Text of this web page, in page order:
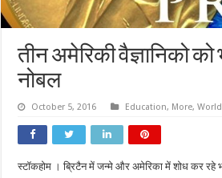
तीन अमेरिकी वैज्ञानिको को
नोबल
October 5, 2016 Education, More,World
स्टॉकहोम । ब्रिटैन में जन्मे और अमेरिका में शोध कर रहे